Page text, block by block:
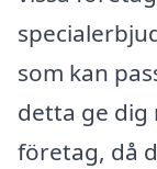
som kan
detta ge dig
företag, då